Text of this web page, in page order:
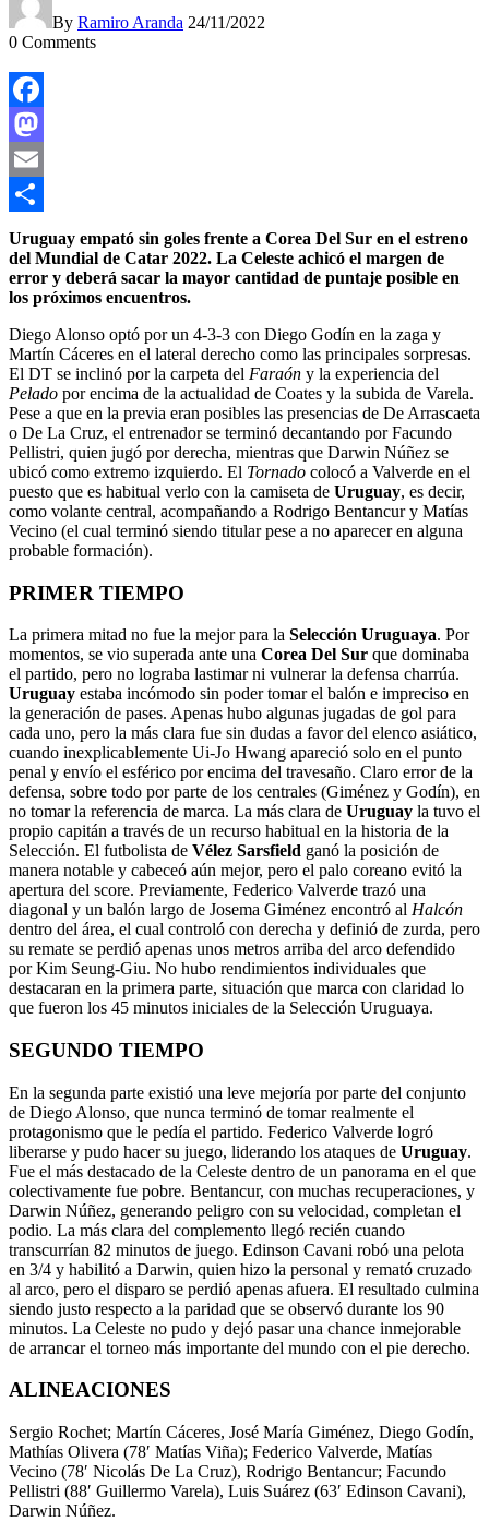
By Ramiro Aranda 24/11/2022
0 Comments
Facebook
Mastodon
Email
Compartir
Uruguay empató sin goles frente a Corea Del Sur en el estreno
del Mundial de Catar 2022. La Celeste achicó el margen de
error y deberá sacar la mayor cantidad de puntaje posible en
los próximos encuentros.
Diego Alonso optó por un 4-3-3 con Diego Godín en la zaga y
Martín Cáceres en el lateral derecho como las principales sorpresas.
El DT se inclinó por la carpeta del Faraón y la experiencia del
Pelado por encima de la actualidad de Coates y la subida de Varela.
Pese a que en la previa eran posibles las presencias de De Arrascaeta
o De La Cruz, el entrenador se terminó decantando por Facundo
Pellistri, quien jugó por derecha, mientras que Darwin Núñez se
ubicó como extremo izquierdo. El Tornado colocó a Valverde en el
puesto que es habitual verlo con la camiseta de Uruguay, es decir,
como volante central, acompañando a Rodrigo Bentancur y Matías
Vecino (el cual terminó siendo titular pese a no aparecer en alguna
probable formación).
PRIMER TIEMPO
La primera mitad no fue la mejor para la Selección Uruguaya. Por
momentos, se vio superada ante una Corea Del Sur que dominaba
el partido, pero no lograba lastimar ni vulnerar la defensa charrúa.
Uruguay estaba incómodo sin poder tomar el balón e impreciso en
la generación de pases. Apenas hubo algunas jugadas de gol para
cada uno, pero la más clara fue sin dudas a favor del elenco asiático,
cuando inexplicablemente Ui-Jo Hwang apareció solo en el punto
penal y envío el esférico por encima del travesaño. Claro error de la
defensa, sobre todo por parte de los centrales (Giménez y Godín), en
no tomar la referencia de marca. La más clara de Uruguay la tuvo el
propio capitán a través de un recurso habitual en la historia de la
Selección. El futbolista de Vélez Sarsfield ganó la posición de
manera notable y cabeceó aún mejor, pero el palo coreano evitó la
apertura del score. Previamente, Federico Valverde trazó una
diagonal y un balón largo de Josema Giménez encontró al Halcón
dentro del área, el cual controló con derecha y definió de zurda, pero
su remate se perdió apenas unos metros arriba del arco defendido
por Kim Seung-Giu. No hubo rendimientos individuales que
destacaran en la primera parte, situación que marca con claridad lo
que fueron los 45 minutos iniciales de la Selección Uruguaya.
SEGUNDO TIEMPO
En la segunda parte existió una leve mejoría por parte del conjunto
de Diego Alonso, que nunca terminó de tomar realmente el
protagonismo que le pedía el partido. Federico Valverde logró
liberarse y pudo hacer su juego, liderando los ataques de Uruguay.
Fue el más destacado de la Celeste dentro de un panorama en el que
colectivamente fue pobre. Bentancur, con muchas recuperaciones, y
Darwin Núñez, generando peligro con su velocidad, completan el
podio. La más clara del complemento llegó recién cuando
transcurrían 82 minutos de juego. Edinson Cavani robó una pelota
en 3/4 y habilitó a Darwin, quien hizo la personal y remató cruzado
al arco, pero el disparo se perdió apenas afuera. El resultado culmina
siendo justo respecto a la paridad que se observó durante los 90
minutos. La Celeste no pudo y dejó pasar una chance inmejorable
de arrancar el torneo más importante del mundo con el pie derecho.
ALINEACIONES
Sergio Rochet; Martín Cáceres, José María Giménez, Diego Godín,
Mathías Olivera (78′ Matías Viña); Federico Valverde, Matías
Vecino (78′ Nicolás De La Cruz), Rodrigo Bentancur; Facundo
Pellistri (88′ Guillermo Varela), Luis Suárez (63′ Edinson Cavani),
Darwin Núñez.